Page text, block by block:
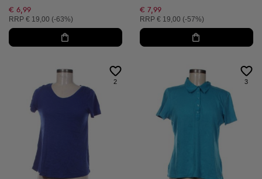
€ 6,99
Unverbindliche Preisempfehlung:
RRP € 19,00 (-63%)
€ 7,99
Unverbindliche Preisempfehlung:
RRP € 19,00 (-57%)
2 3